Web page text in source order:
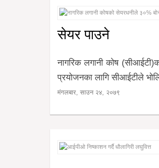
सेयर पाउने
नागरिक लगानी कोष
प्रयोजनका लागि सीआईटीले
मंगलबार, साउन २४, २०७९